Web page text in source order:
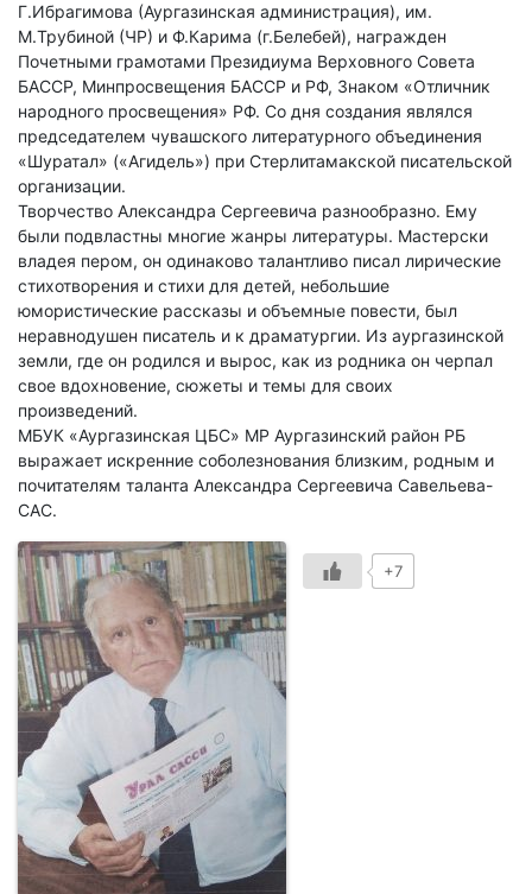
Г.Ибрагимова (Аургазинская администрация), им.
М.Трубиной (ЧР) и Ф.Карима (г.Белебей), награжден
Почетными грамотами Президиума Верховного Совета
БАССР, Минпросвещения БАССР и РФ, Знаком «Отличник
народного просвещения» РФ. Со дня создания являлся
председателем чувашского литературного объединения
«Шуратал» («Агидель») при Стерлитамакской писательской
организации.
Творчество Александра Сергеевича разнообразно. Ему
были подвластны многие жанры литературы. Мастерски
владея пером, он одинаково талантливо писал лирические
стихотворения и стихи для детей, небольшие
юмористические рассказы и объемные повести, был
неравнодушен писатель и к драматургии. Из аургазинской
земли, где он родился и вырос, как из родника он черпал
свое вдохновение, сюжеты и темы для своих
произведений.
МБУК «Аургазинская ЦБС» МР Аургазинский район РБ
выражает искренние соболезнования близким, родным и
почитателям таланта Александра Сергеевича Савельева-
САС.
+7